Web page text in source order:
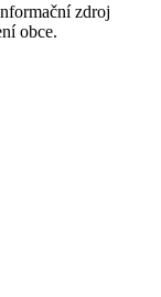
zdroj
obce.